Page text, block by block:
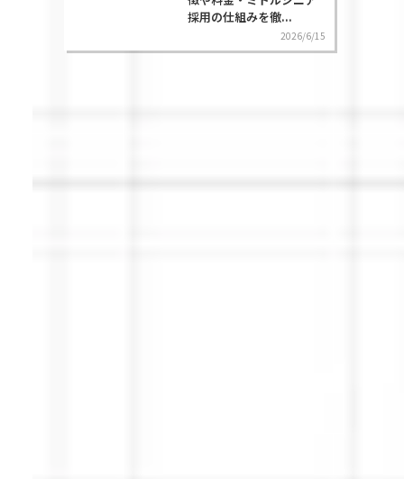
採用の仕組みを徹...
2026/6/15